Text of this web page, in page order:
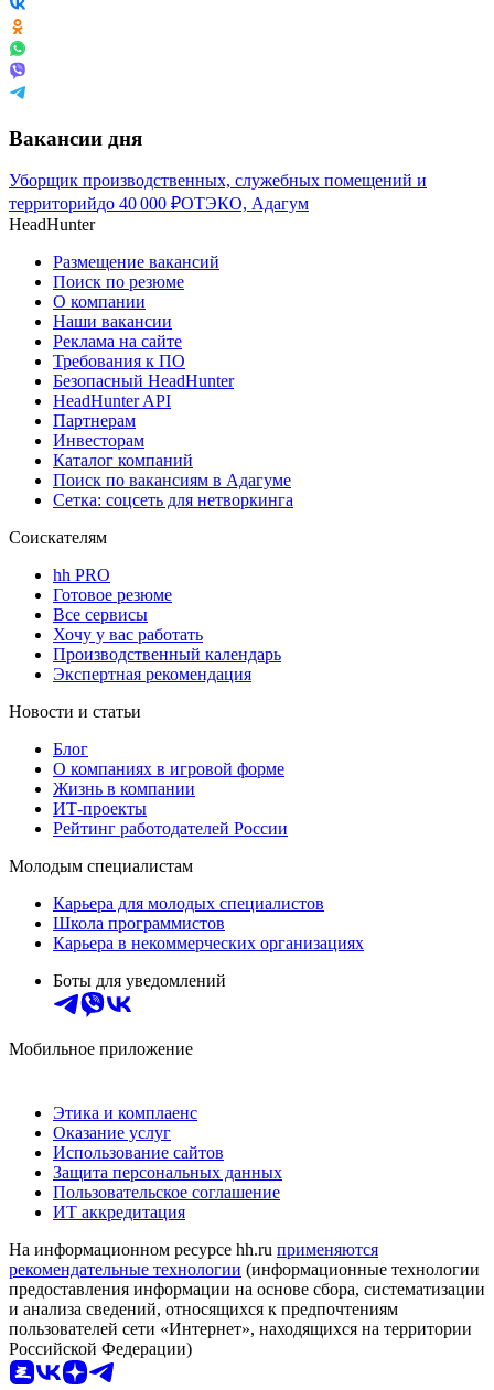
Вакансии дня
Уборщик производственных, служебных помещений и
территорийдо 40 000 ₽ОТЭКО, Адагум
HeadHunter
Размещение вакансий
Поиск по резюме
О компании
Наши вакансии
Реклама на сайте
Требования к ПО
Безопасный HeadHunter
HeadHunter API
Партнерам
Инвесторам
Каталог компаний
Поиск по вакансиям в Адагуме
Сетка: соцсеть для нетворкинга
Соискателям
hh PRO
Готовое резюме
Все сервисы
Хочу у вас работать
Производственный календарь
Экспертная рекомендация
Новости и статьи
Блог
О компаниях в игровой форме
Жизнь в компании
ИТ-проекты
Рейтинг работодателей России
Молодым специалистам
Карьера для молодых специалистов
Школа программистов
Карьера в некоммерческих организациях
Боты для уведомлений
Мобильное приложение
Этика и комплаенс
Оказание услуг
Использование сайтов
Защита персональных данных
Пользовательское соглашение
ИТ аккредитация
На информационном ресурсе hh.ru применяются
рекомендательные технологии (информационные технологии
предоставления информации на основе сбора, систематизации
и анализа сведений, относящихся к предпочтениям
пользователей сети «Интернет», находящихся на территории
Российской Федерации)